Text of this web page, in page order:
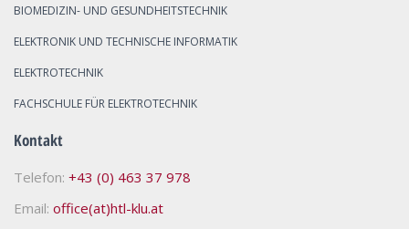
BIOMEDIZIN- UND GESUNDHEITSTECHNIK
ELEKTRONIK UND TECHNISCHE INFORMATIK
ELEKTROTECHNIK
FACHSCHULE FÜR ELEKTROTECHNIK
Kontakt
Telefon: +43 (0) 463 37 978
Email: office(at)htl-klu.at